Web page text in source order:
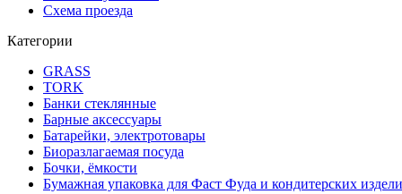
Схема проезда
Категории
GRASS
TORK
Банки стеклянные
Барные аксессуары
Батарейки, электротовары
Биоразлагаемая посуда
Бочки, ёмкости
Бумажная упаковка для Фаст Фуда и кондитерских